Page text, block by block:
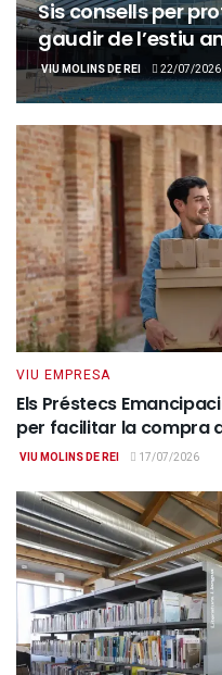
Sis consells per
gaudir de l’estiu
VIU MOLINS DE REI 22/07/2026
VIU EMPRESA
Els Préstecs
per facilitar la compra
VIU MOLINS DE REI 17/07/2026